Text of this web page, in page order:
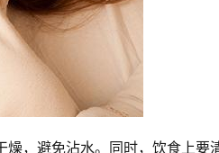
燥，避免沾水。同时，饮食上要